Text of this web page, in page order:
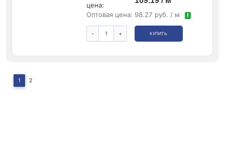
цена:
Оптовая цена: 98.27 руб. / м !
- + КУПИТЬ
1 2